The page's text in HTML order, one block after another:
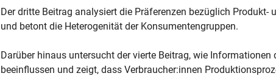
Der dritte Beitrag analysiert die Präferenzen bezüglich Produkt-
und betont die Heterogenität der Konsumentengruppen.
Darüber hinaus untersucht der vierte Beitrag, wie
beeinflussen und zeigt, dass Verbraucher:innen